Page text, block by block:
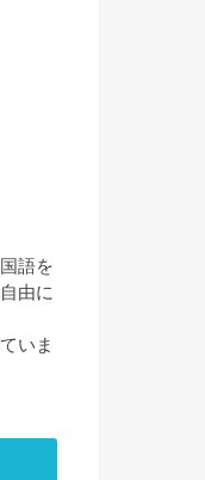
語を
由に
いま